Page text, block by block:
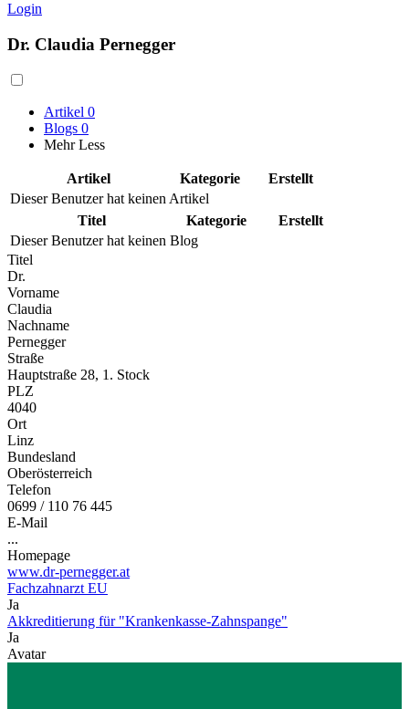
Login
Dr. Claudia Pernegger
Artikel 0
Blogs 0
Mehr Less
Artikel Kategorie
Erstellt
Dieser Benutzer hat keinen Artikel
Titel
Kategorie
Erstellt
Dieser Benutzer hat keinen Blog
Titel
Dr.
Vorname
Claudia
Nachname
Pernegger
Straße
Hauptstraße 28, 1. Stock
PLZ
4040
Ort
Linz
Bundesland
Oberösterreich
Telefon
0699 / 110 76 445
E-Mail
...
Homepage
www.dr-pernegger.at
Fachzahnarzt EU
Ja
Akkreditierung für "Krankenkasse-Zahnspange"
Ja
Avatar